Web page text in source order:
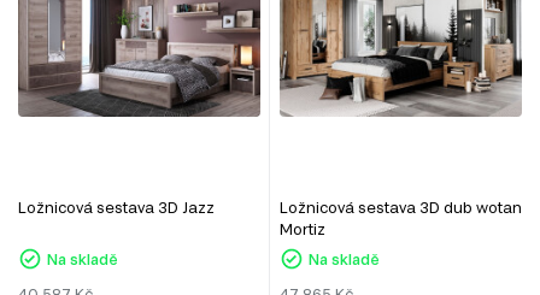
Ložnicová sestava 3D Jazz
Na skladě
Ložnicová sestava 3D dub wotan
Mortiz
Na skladě